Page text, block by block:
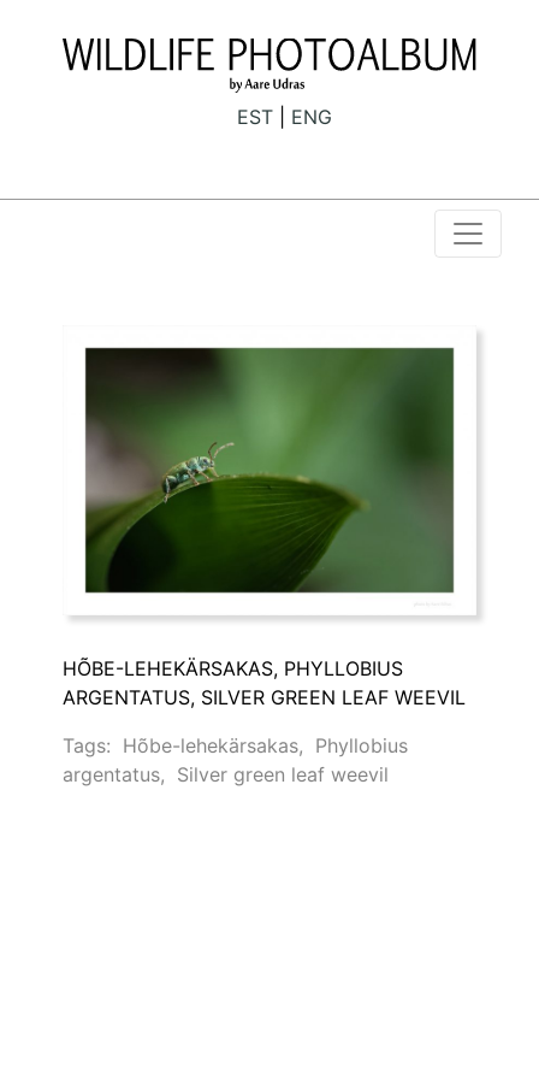
EST ENG
HÕBE-LEHEKÄRSAKAS, PHYLLOBIUS
ARGENTATUS, SILVER GREEN LEAF WEEVIL
Tags: Hõbe-lehekärsakas, Phyllobius
argentatus, Silver green leaf weevil